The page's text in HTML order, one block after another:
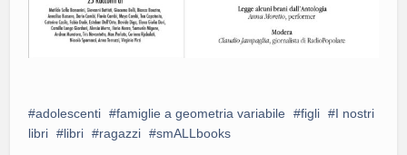
adolescenti famiglie a geometria variabile figli
I nostri
libri
libri ragazzi smALLbooks